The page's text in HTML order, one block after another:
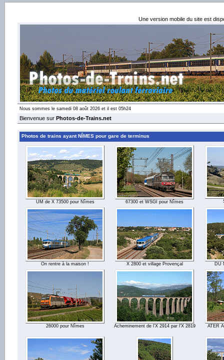
Une version mobile du site est
Nous sommes le samedi 08 août 2026 et il est 05h24
Bienvenue sur Photos-de-Trains.net
Photos de trains ayant NÎMES pour gare de terminus
UM de X 73500 pour Nîmes 67300 et WSGI pour Nîmes
On rentre à la maison ! X 2800 et village Provençal DU
26000 pour Nîmes Acheminement de l'X 2914 par l'X 2819 ATER